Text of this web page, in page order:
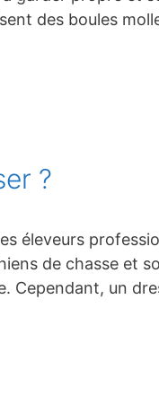
des boules
?
éleveurs
de chasse et
Cependant, un